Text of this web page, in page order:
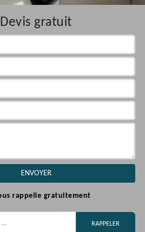
Devis gratuit
rappelle gratuitement